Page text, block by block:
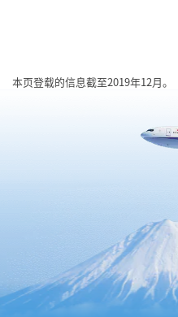
本页登载的信息截至2019年12月。